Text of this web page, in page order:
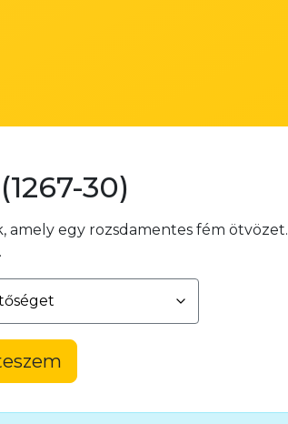
30)
amely egy rozsdamentes fém ötvözet.